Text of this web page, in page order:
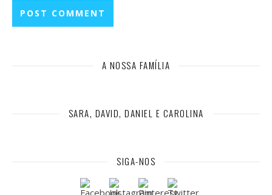
A NOSSA FAMÍLIA
SARA, DAVID, DANIEL E CAROLINA
SIGA-NOS